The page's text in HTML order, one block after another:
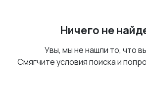
Ничего не
Увы, мы не нашли то, что
Смягчите условия поиска и